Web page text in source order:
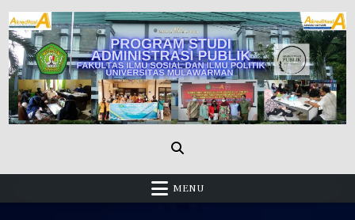
Skip
to
content
Administrasi Publik Fisip Unmul
MENU